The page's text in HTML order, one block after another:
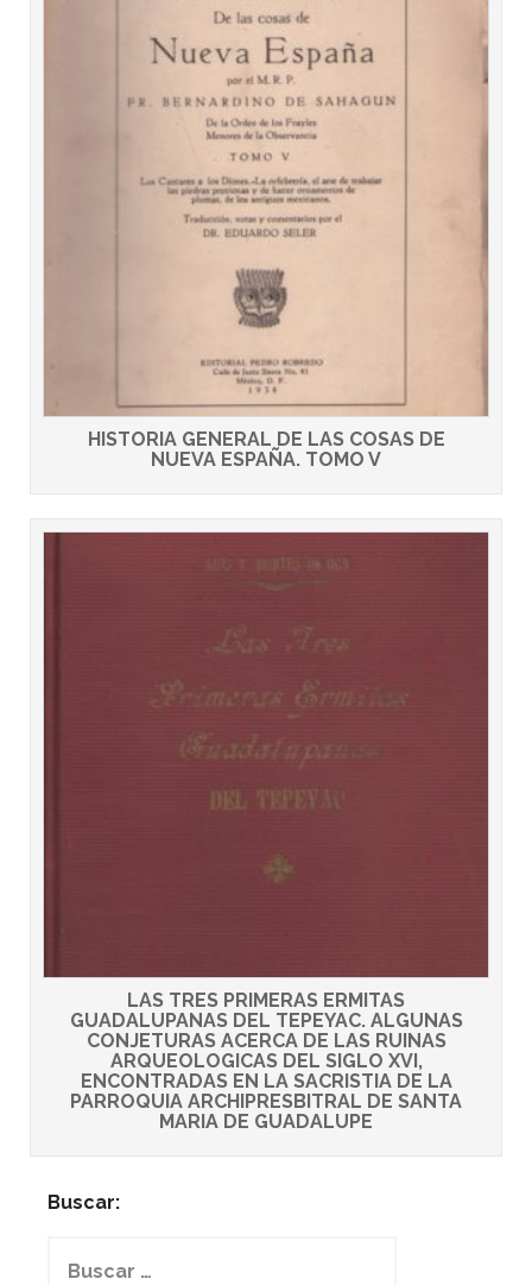
HISTORIA GENERAL DE LAS COSAS DE
NUEVA ESPAÑA. TOMO V
LAS TRES PRIMERAS ERMITAS
GUADALUPANAS DEL TEPEYAC. ALGUNAS
CONJETURAS ACERCA DE LAS RUINAS
ARQUEOLOGICAS DEL SIGLO XVI,
ENCONTRADAS EN LA SACRISTIA DE LA
PARROQUIA ARCHIPRESBITRAL DE SANTA
MARIA DE GUADALUPE
Buscar: